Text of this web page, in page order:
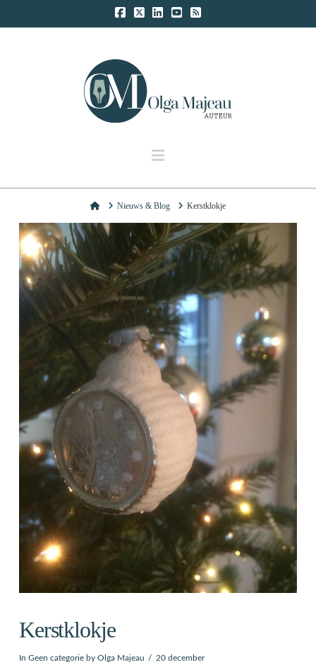
Navigation
HomeNieuws & Blog Kerstklokje
Kerstklokje
In Geen categorieby Olga Majeau
20 december